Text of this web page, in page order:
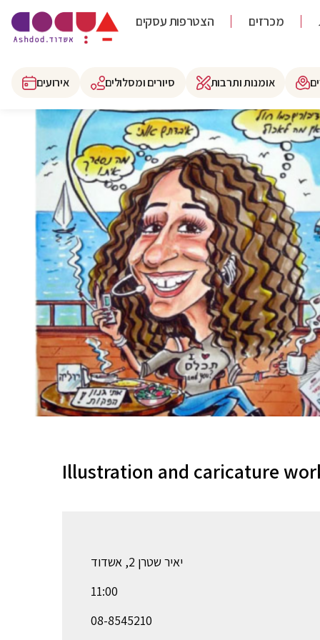
הצטרפות עסקים מכרזים
אירועים סיורים ומסלולים אומנות ותרבות
Illustration and caricature
יאיר שטרן 2, אשדוד
11:00
08-8545210